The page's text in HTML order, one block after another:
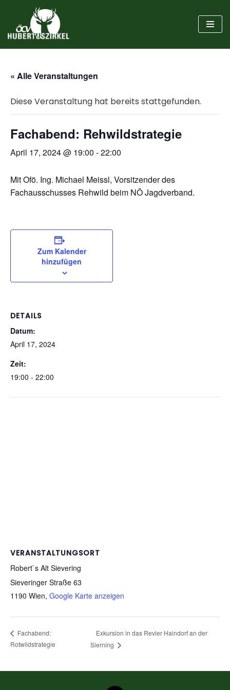
Zum
Inhalt
« Alle Veranstaltungen
Diese Veranstaltung hat bereits stattgefunden.
Fachabend: Rehwildstrategie
April 17, 2024 @ 19:00 -22:00
Mit Ofö. Ing. Michael Meissl, Vorsitzender des
Fachausschusses Rehwild beim NÖ Jagdverband.
Zum Kalender
hinzufügen
DETAILS
Datum:
April 17, 2024
Zeit:
19:00 - 22:00
VERANSTALTUNGSORT
Robert`s Alt Sievering
Sieveringer Straße 63
1190 Wien, Google Karte anzeigen
Fachabend:
Rotwildstrategie
Exkursion in das Revier Haindorf an der
Sierning